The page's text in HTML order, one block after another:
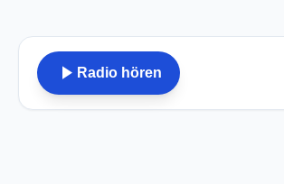
play_arrow Radio hören